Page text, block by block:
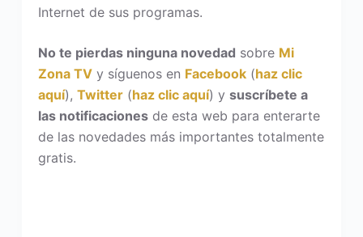
Internet de sus programas.
No te pierdas ninguna novedad sobre Mi
Zona TVy síguenos en Facebook(haz clic
aquí), Twitter(haz clic aquí) y suscríbete a
las notificacionesde esta web para enterarte
de las novedades más importantes totalmente
gratis.